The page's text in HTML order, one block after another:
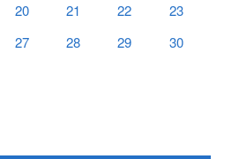
20 21 22
23
27 28 29
30